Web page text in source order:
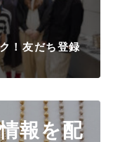
！友だち登録
報を配